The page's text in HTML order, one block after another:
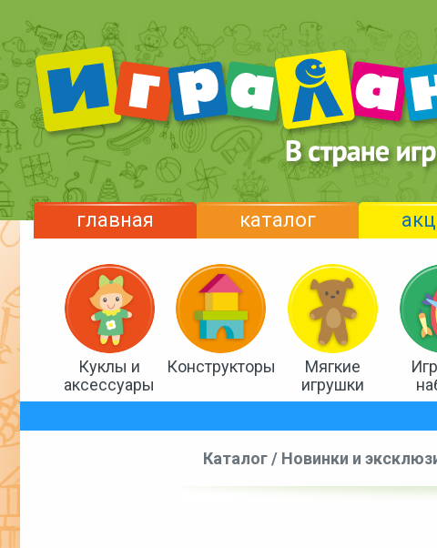
главная каталог
Куклы и
аксессуары
Конструкторы
Мягкие
игрушки
Каталог/ Новинки и